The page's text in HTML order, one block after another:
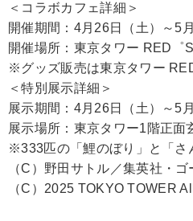
＜コラボカフェ詳細＞
開催期間：4月26日（土）～5
開催場所：東京タワー RED゜
※グッズ販売は東京タワー
＜特別展示詳細＞
展示期間：4月26日（土）～5
展示場所：東京タワー1階正面
※333匹の「鯉のぼり」と「さ
（C）野田サトル／集英社・
（C）2025 TOKYO TOWER